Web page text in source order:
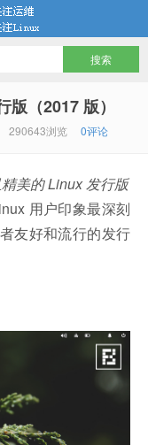
（2017 版）
290643浏览 0评论
美的 Linux 发行版
用户印象最深刻
友好和流行的发行